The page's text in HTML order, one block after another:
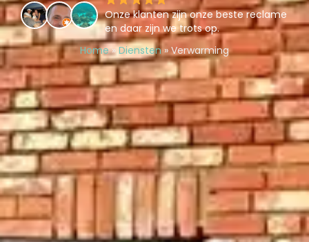
Onze klanten zijn onze beste reclame
en daar zijn we trots op.
Home»Diensten » Verwarming